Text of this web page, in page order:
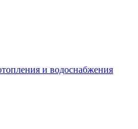
и водоснабжения